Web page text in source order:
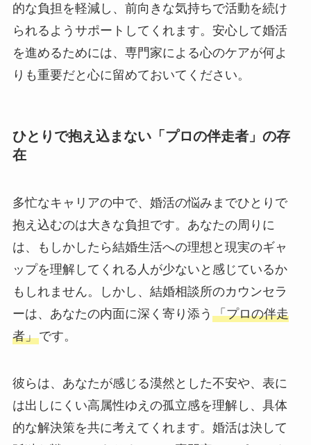
的な負担を軽減し、前向きな気持ちで活動を続け
られるようサポートしてくれます。安心して婚活
を進めるためには、専門家による心のケアが何よ
りも重要だと心に留めておいてください。
ひとりで抱え込まない「プロの伴走者」の存
在
多忙なキャリアの中で、婚活の悩みまでひとりで
抱え込むのは大きな負担です。あなたの周りに
は、もしかしたら結婚生活への理想と現実のギャ
ップを理解してくれる人が少ないと感じているか
もしれません。しかし、結婚相談所のカウンセラ
ーは、あなたの内面に深く寄り添う 「プロの伴走
者」です。
彼らは、あなたが感じる漠然とした不安や、表に
は出しにくい高属性ゆえの孤立感を理解し、具体
的な解決策を共に考えてくれます。婚活は決して